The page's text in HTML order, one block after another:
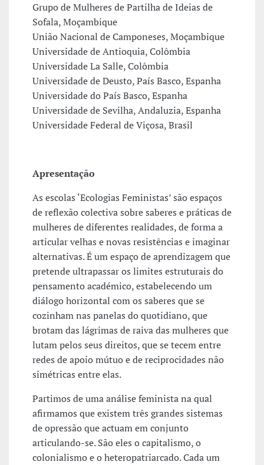
Grupo de Mulheres de Partilha de Ideias de
Sofala, Moçambique
União Nacional de Camponeses, Moçambique
Universidade de Antioquia, Colômbia
Universidade La Salle, Colômbia
Universidade de Deusto, País Basco, Espanha
Universidade do País Basco, Espanha
Universidade de Sevilha, Andaluzia, Espanha
Universidade Federal de Viçosa, Brasil
Apresentação
As escolas ‘Ecologias Feministas’ são espaços
de reflexão colectiva sobre saberes e práticas de
mulheres de diferentes realidades, de forma a
articular velhas e novas resistências e imaginar
alternativas. É um espaço de aprendizagem que
pretende ultrapassar os limites estruturais do
pensamento académico, estabelecendo um
diálogo horizontal com os saberes que se
cozinham nas panelas do quotidiano, que
brotam das lágrimas de raiva das mulheres que
lutam pelos seus direitos, que se tecem entre
redes de apoio mútuo e de reciprocidades não
simétricas entre elas.
Partimos de uma análise feminista na qual
afirmamos que existem três grandes sistemas
de opressão que actuam em conjunto
articulando-se. São eles o capitalismo, o
colonialismo e o heteropatriarcado. Cada um